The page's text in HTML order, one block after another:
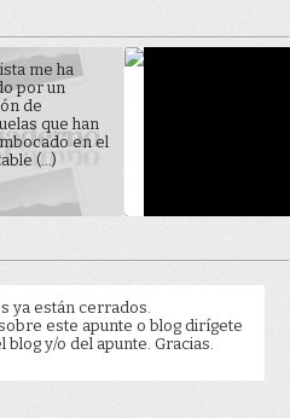
me ha
por un
de
que han
en el
(...)
ya están cerrados.
este apunte o blog dirígete
y/o del apunte. Gracias.